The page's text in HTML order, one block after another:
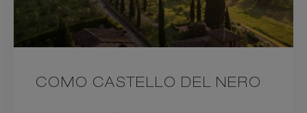
COMO CASTELLO DEL NERO